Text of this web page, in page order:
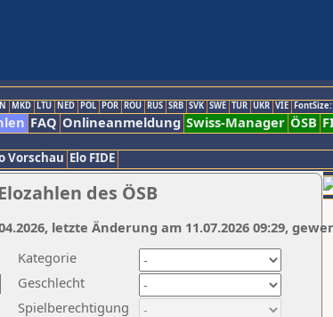
MKD LTU NED POL POR ROU RUS SRB SVK SWE TUR UKR VIE
FAQ Onlineanmeldung Swiss-Manager ÖSB
Vorschau Elo FIDE
des ÖSB
Kategorie
Geschlecht
Spielberechtigung
letzte Änderung am 11.07.2026 09:29,